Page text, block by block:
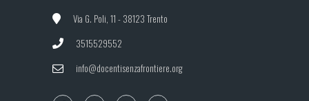
Via G. Poli, 11 - 38123 Trento
3515529552
info@docentisenzafrontiere.org